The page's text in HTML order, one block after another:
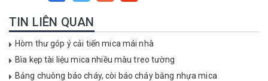
TIN LIÊN QUAN
Hòm thư góp ý cải tiến mica mái nhà
Bìa kẹp tài liệu mica nhiều màu treo tường
Bảng chuông báo cháy, còi báo cháy bằng nhựa mica